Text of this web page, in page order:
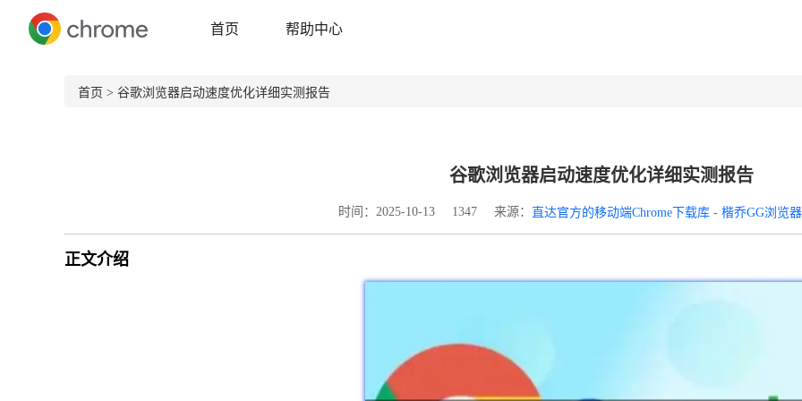
首页 帮助中心
首页 > 谷歌浏览器启动速度优化详细实测报告
谷歌浏览器启动速度优化详细实测报告
时间：2025-10-13 1347 来源： 直达官方的移动端Chrome下载库 - 楷乔GG浏览
正文介绍